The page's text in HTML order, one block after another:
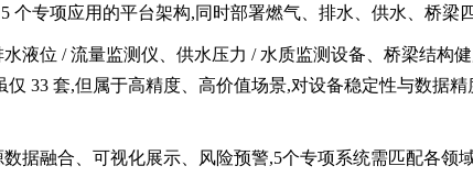
个专项应用的平台架构,同时部署燃气、排水、供水、桥梁
液位 / 流量监测仪、供水压力 / 水质监测设备、桥梁结构
33 套,但属于高精度、高价值场景,对设备稳定性与数据
据融合、可视化展示、风险预警,5个专项系统需匹配各